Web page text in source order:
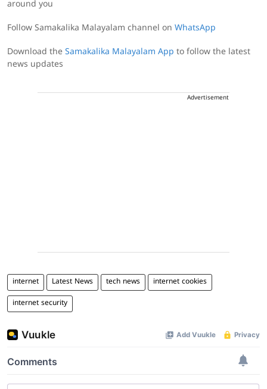
around you
Follow Samakalika Malayalam channel on WhatsApp
Download the Samakalika Malayalam App to follow the latest
news updates
Advertisement
internet Latest News tech news internet cookies
internet security